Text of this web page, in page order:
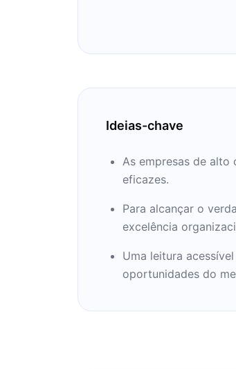
Ideias-chave
As empresas de alto
eficazes.
Para alcançar o
excelência
Uma leitura
oportunidades do